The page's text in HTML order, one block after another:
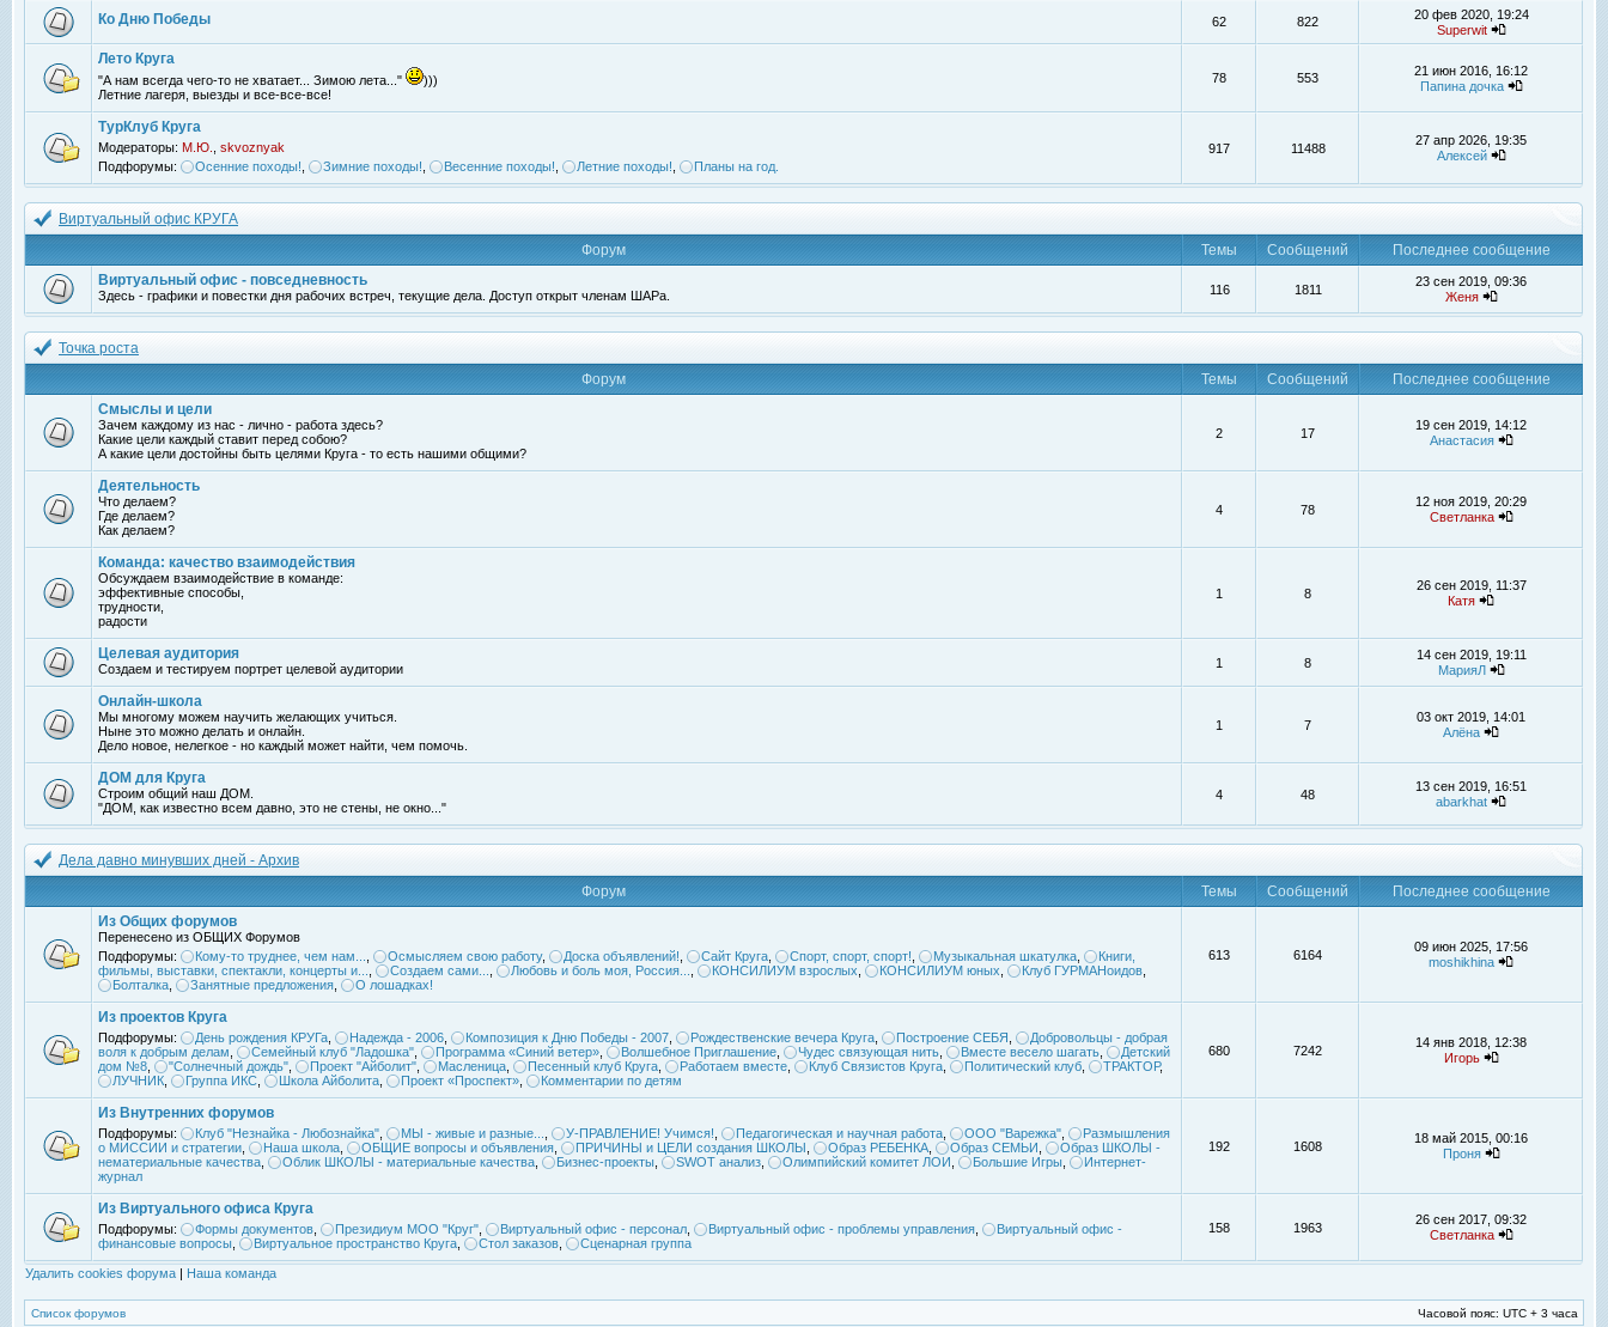
Ко Дню Победы 62 822
20 фев 2020, 19:24
Superwit
Лето Круга
"А нам всегда чего-то не хватает... Зимою лета..."
)))
Летние лагеря, выезды и все-все-все!
78 553
21 июн 2016, 16:12
Папина дочка
ТурКлуб Круга
Модераторы: М.Ю.
skvoznyak
Подфорумы:
Осенние походы! Зимние походы! Весенние походы! Летние походы! Планы на год.
917 11488
27 апр 2026, 19:35
Алексей
Виртуальный офис КРУГА
Форум
Темы Сообщений
Последнее сообщение
Виртуальный офис - повседневность
Здесь - графики и повестки дня рабочих встреч, текущие дела. Доступ открыт членам ШАРа. 116 1811
23 сен 2019, 09:36
Женя
Точка роста
Форум
Темы Сообщений
Последнее сообщение
Смыслы и цели
Зачем каждому из нас - лично - работа здесь?
Какие цели каждый ставит перед собою?
А какие цели достойны быть целями Круга - то есть нашими общими?
2 17
19 сен 2019, 14:12
Анастасия
Деятельность
Что делаем?
Где делаем?
Как делаем?
4 78
12 ноя 2019, 20:29
Светланка
Команда: качество взаимодействия
Обсуждаем взаимодействие в команде:
эффективные способы,
трудности,
радости
1 8
26 сен 2019, 11:37
Катя
Целевая аудитория
Создаем и тестируем портрет целевой аудитории 1 8
14 сен 2019, 19:11
МарияЛ
Онлайн-школа
Мы многому можем научить желающих учиться.
Ныне это можно делать и онлайн.
Дело новое, нелегкое - но каждый может найти, чем помочь.
1 7
03 окт 2019, 14:01
Алёна
ДОМ для Круга
Строим общий наш ДОМ.
"ДОМ, как известно всем давно, это не стены, не окно..."
4 48
13 сен 2019, 16:51
abarkhat
Дела давно минувших дней - Архив
Форум
Темы Сообщений
Последнее сообщение
Из Общих форумов
Перенесено из ОБЩИХ Форумов
Подфорумы:
Кому-то труднее, чем нам... Осмысляем свою работу, Доска объявлений! Сайт Круга Спорт, спорт, спорт! Музыкальная шкатулка
Книги,
фильмы, выставки, спектакли, концерты и...
Создаем сами... Любовь и боль моя, Россия... КОНСИЛИУМ взрослых КОНСИЛИУМ юных Клуб ГУРМАНоидов
Болталка
Занятные предложения О лошадках!
613 6164
09 июн 2025, 17:56
moshikhina
Из проектов Круга
Подфорумы: День рождения КРУГа Надежда - 2006 Композиция к Дню Победы - 2007 Рождественские вечера Круга Построение СЕБЯ
Добровольцы - добрая
воля к добрым делам
Семейный клуб "Ладошка" Программа «Синий ветер» Волшебное Приглашение Чудес связующая нить Вместе весело шагать
Детский
дом №8
"Солнечный дождь" Проект "Айболит" Масленица Песенный клуб Круга Работаем вместе Клуб Связистов Круга Политический клуб ТРАКТОР,
ЛУЧНИК
Группа ИКС Школа Айболита Проект «Проспект» Комментарии по детям
680 7242
14 янв 2018, 12:38
Игорь
Из Внутренних форумов
Подфорумы: Клуб "Незнайка - Любознайка" МЫ - живые и разные... У-ПРАВЛЕНИЕ! Учимся! Педагогическая и научная работа ООО "Варежка"
Размышления
о МИССИИ и стратегии
Наша школа ОБЩИЕ вопросы и объявления ПРИЧИНЫ и ЦЕЛИ создания ШКОЛЫ Образ РЕБЕНКА Образ СЕМЬИ
Образ ШКОЛЫ -
нематериальные качества
Облик ШКОЛЫ - материальные качества Бизнес-проекты SWOT анализ Олимпийский комитет ЛОИ Большие Игры
Интернет-
журнал
192 1608
18 май 2015, 00:16
Проня
Из Виртуального офиса Круга
Подфорумы: Формы документов Президиум МОО "Круг" Виртуальный офис - персонал Виртуальный офис - проблемы управления
Виртуальный офис -
финансовые вопросы
Виртуальное пространство Круга Стол заказов Сценарная группа
158 1963
26 сен 2017, 09:32
Светланка
Удалить cookies форума | Наша команда
Список форумов Часовой пояс: UTC + 3 часа